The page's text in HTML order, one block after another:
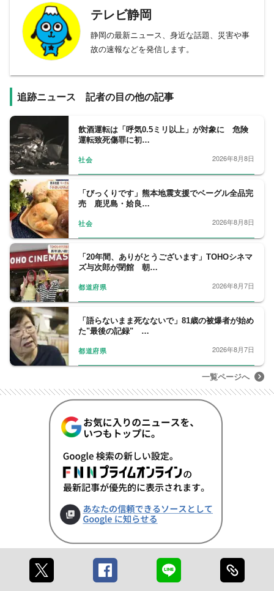
テレビ静岡
静岡の最新ニュース、身近な話題、災害や事
故の速報などを発信します。
追跡ニュース 記者の目の他の記事
飲酒運転は「呼気0.5ミリ以上」が対象に 危険
運転致死傷罪に初…
社会 2026年8月8日
「びっくりです」熊本地震支援でベーグル全品完
売 鹿児島・姶良…
社会 2026年8月8日
「20年間、ありがとうございます」TOHOシネマ
ズ与次郎が閉館 朝…
都道府県 2026年8月7日
「語らないまま死なないで」81歳の被爆者が始め
た"最後の記録" …
都道府県 2026年8月7日
一覧ページへ